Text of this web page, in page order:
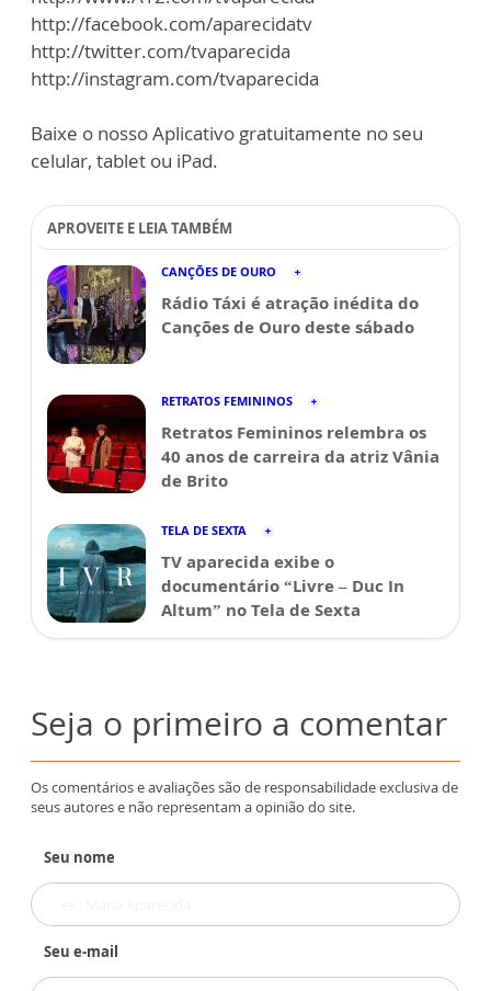
http://facebook.com/aparecidatv
http://twitter.com/tvaparecida
http://instagram.com/tvaparecida
Baixe o nosso Aplicativo gratuitamente no seu
celular, tablet ou iPad.
APROVEITE E LEIA TAMBÉM
CANÇÕES DE OURO
Rádio Táxi é atração inédita do
Canções de Ouro deste sábado
RETRATOS FEMININOS
Retratos Femininos relembra os
40 anos de carreira da atriz Vânia
de Brito
TELA DE SEXTA
TV aparecida exibe o
documentário “Livre – Duc In
Altum” no Tela de Sexta
Seja o primeiro a comentar
Os comentários e avaliações são de responsabilidade exclusiva de
seus autores e não representam a opinião do site.
Seu nome
Seu e-mail